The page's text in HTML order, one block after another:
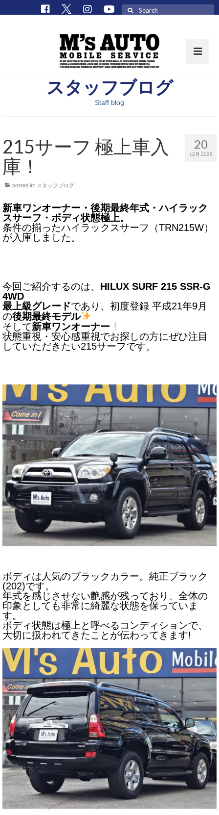
取扱車種一覧
M’sCollectionパーツ一覧
エムズオート
M’sCollection
エムズオートとは
サービス・保証
店舗情報
会社概要
トップメッセージ
スタッフ紹介
イベント
ニュース
スタッフブログ
お客様の声
お問い合わせ
メールフォーム
電話はこちら
スタッフブログ
Staff blog
20
12月 2025
215サーフ 極上車入
庫！
posted in: スタッフブログ
新車ワンオーナー・後期最終年式・ハイラック
スサーフ・ボディ状態極上。
条件の揃ったハイラックスサーフ（TRN215W）
が入庫しました。
今回ご紹介するのは、 HILUX SURF 215 SSR-G
4WD
最上級グレードであり、初度登録 平成21年9月
の後期最終モデル
そして新車ワンオーナー
状態重視・安心感重視でお探しの方にぜひ注目
していただきたい215サーフです。
ボディは人気のブラックカラー。純正ブラック
(202)です。
年式を感じさせない艶感が残っており、全体の
印象としても非常に綺麗な状態を保っていま
す。
ボディ状態は極上と呼べるコンディションで、
大切に扱われてきたことが伝わってきます!